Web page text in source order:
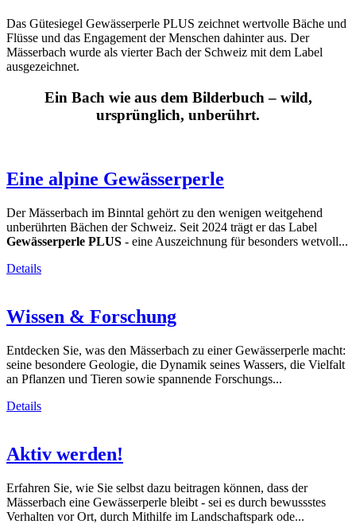
Das Gütesiegel Gewässerperle PLUS zeichnet wertvolle Bäche und
Flüsse und das Engagement der Menschen dahinter aus. Der
Mässerbach wurde als vierter Bach der Schweiz mit dem Label
ausgezeichnet.
Ein Bach wie aus dem Bilderbuch – wild,
ursprünglich, unberührt.
Eine alpine Gewässerperle
Der Mässerbach im Binntal gehört zu den wenigen weitgehend
unberührten Bächen der Schweiz. Seit 2024 trägt er das Label
Gewässerperle PLUS - eine Auszeichnung für besonders wetvoll...
Details
Wissen & Forschung
Entdecken Sie, was den Mässerbach zu einer Gewässerperle macht:
seine besondere Geologie, die Dynamik seines Wassers, die Vielfalt
an Pflanzen und Tieren sowie spannende Forschungs...
Details
Aktiv werden!
Erfahren Sie, wie Sie selbst dazu beitragen können, dass der
Mässerbach eine Gewässerperle bleibt - sei es durch bewussstes
Verhalten vor Ort, durch Mithilfe im Landschaftspark ode...